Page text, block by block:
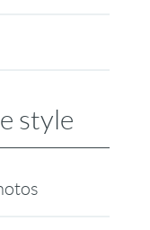
style